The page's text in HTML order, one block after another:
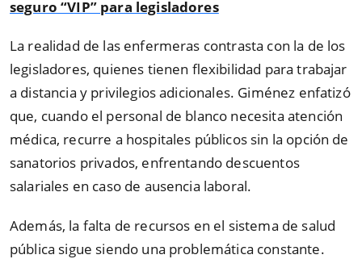
seguro “VIP” para legisladores
La realidad de las enfermeras contrasta con la de los
legisladores, quienes tienen flexibilidad para trabajar
a distancia y privilegios adicionales. Giménez enfatizó
que, cuando el personal de blanco necesita atención
médica, recurre a hospitales públicos sin la opción de
sanatorios privados, enfrentando descuentos
salariales en caso de ausencia laboral.
Además, la falta de recursos en el sistema de salud
pública sigue siendo una problemática constante.